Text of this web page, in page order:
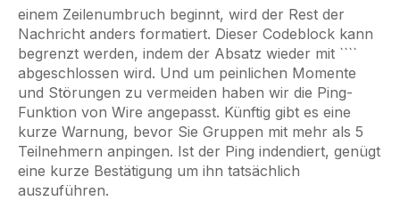
einem Zeilenumbruch beginnt, wird der Rest der
Nachricht anders formatiert. Dieser Codeblock kann
begrenzt werden, indem der Absatz wieder mit ````
abgeschlossen wird. Und um peinlichen Momente
und Störungen zu vermeiden haben wir die Ping-
Funktion von Wire angepasst. Künftig gibt es eine
kurze Warnung, bevor Sie Gruppen mit mehr als 5
Teilnehmern anpingen. Ist der Ping indendiert, genügt
eine kurze Bestätigung um ihn tatsächlich
auszuführen.